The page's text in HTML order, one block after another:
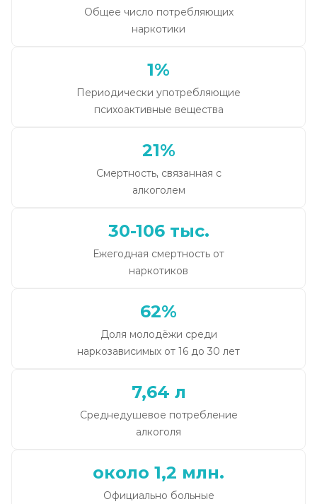
Общее число потребляющих
наркотики
1%
Периодически употребляющие
психоактивные вещества
21%
Смертность, связанная с
алкоголем
30-106 тыс.
Ежегодная смертность от
наркотиков
62%
Доля молодёжи среди
наркозависимых от 16 до 30 лет
7,64 л
Среднедушевое потребление
алкоголя
около 1,2 млн.
Официально больные